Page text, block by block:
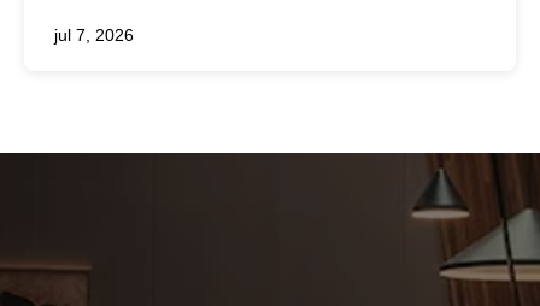
jul 7, 2026